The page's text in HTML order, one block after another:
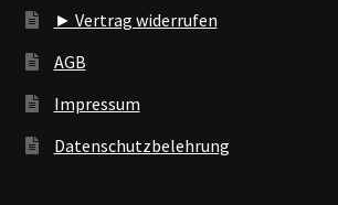
► Vertrag widerrufen
AGB
Impressum
Datenschutzbelehrung